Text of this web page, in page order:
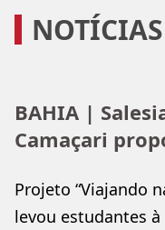
NOTÍCIAS
BAHIA |
Camaçari
livros para
Projeto “Viajando
levou estudantes